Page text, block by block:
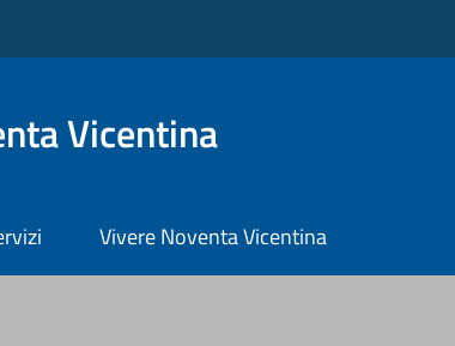
Vicentina
Vivere Noventa Vicentina